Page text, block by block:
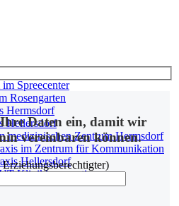
Spreecenter
Rosengarten
Hermsdorf
Hellersdorf
medizinischen Zentrum Hermsdorf
im Zentrum für Kommunikation
Hellersdorf
Klinikkooperationen
Daten ein, damit wir
vereinbaren können.